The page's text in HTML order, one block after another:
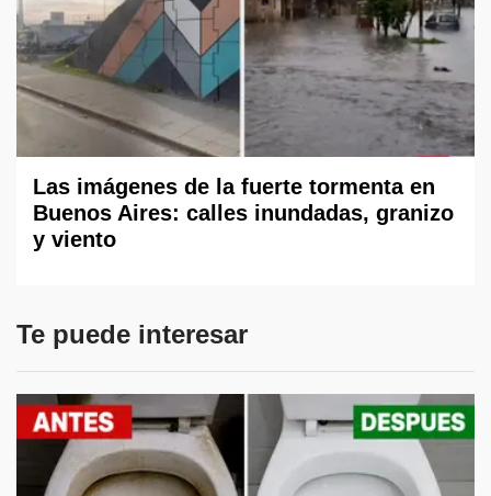
Las imágenes de la fuerte tormenta en
Buenos Aires: calles inundadas, granizo
y viento
Te puede interesar